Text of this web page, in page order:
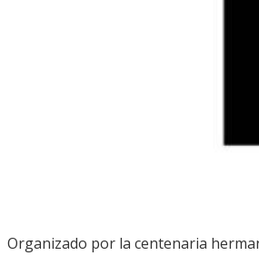
Organizado por la centenaria